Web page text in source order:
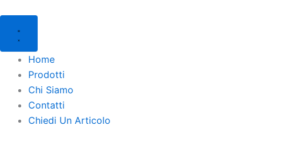
contenuto
Home
Prodotti
Chi Siamo
Contatti
Chiedi Un Articolo
search
search